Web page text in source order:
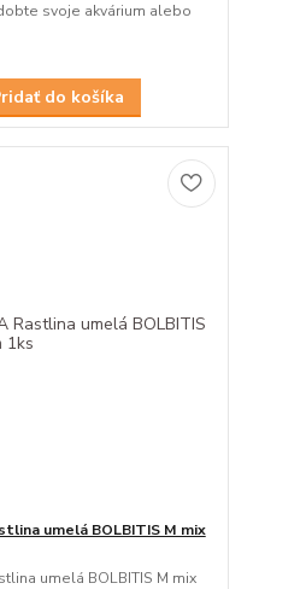
svoje akvárium alebo
do košíka
umelá BOLBITIS M mix
umelá BOLBITIS M mix